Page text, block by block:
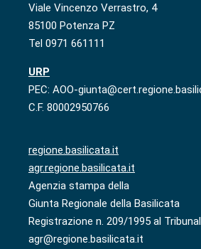
Viale Vincenzo Verrastro, 4
85100 Potenza PZ
Tel 0971 661111
URP
PEC: AOO-
C.F. 80002950766
regione.basilicata.it
agr.regione.basilicata.it
Agenzia stampa della
Giunta Regionale della Basilicata
Registrazione n. 209/1995 al
agr@regione.basilicata.it